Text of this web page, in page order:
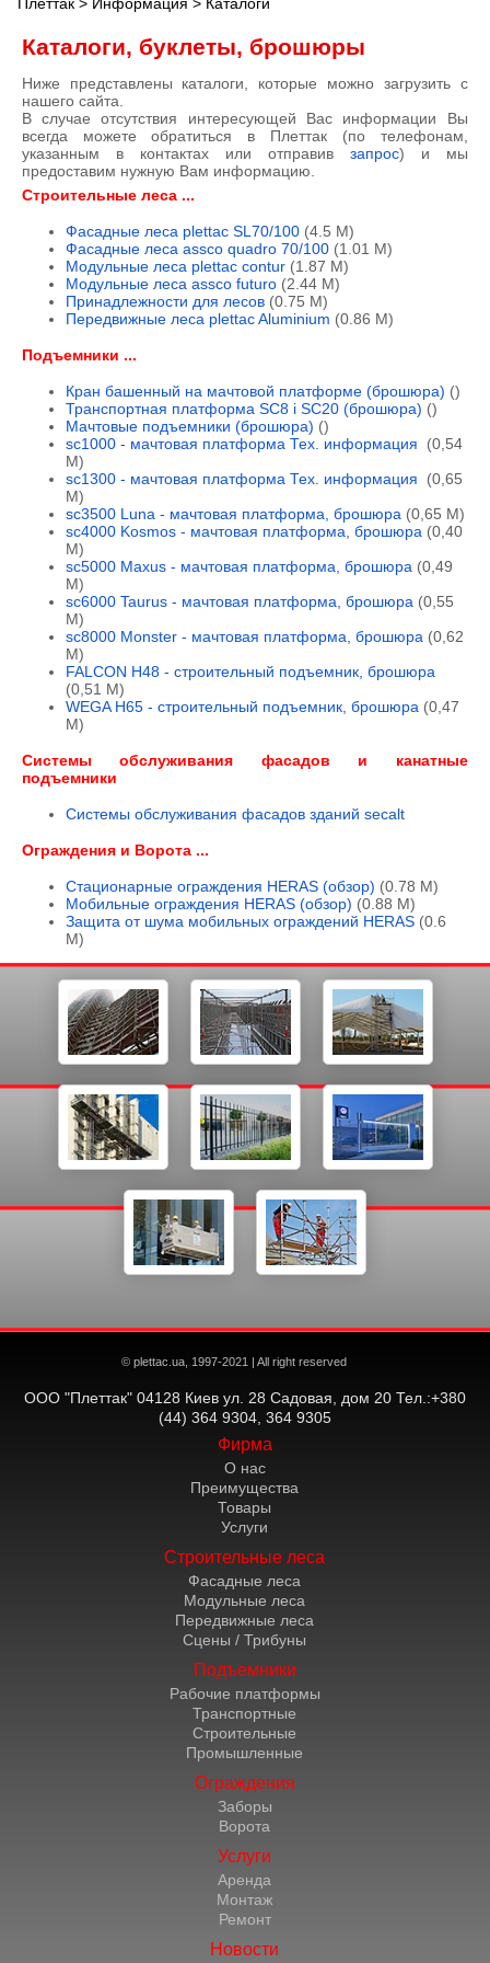
Каталоги, буклеты, брошюры
Ниже представлены каталоги, которые можно загрузить с
нашего сайта.
В случае отсутствия интересующей Вас информации Вы
всегда можете обратиться в Плеттак (по телефонам,
указанным в контактах или отправив запрос) и мы
предоставим нужную Вам информацию.
Строительные леса ...
Фасадные леса plettac SL70/100(4.5 M)
Фасадные леса assco quadro 70/100(1.01 M)
Модульные леса plettac contur(1.87 M)
Модульные леса assco futuro(2.44 M)
Принадлежности для лесов(0.75 M)
Передвижные леса plettac Aluminium (0.86 M)
Подъемники ...
Кран башенный на мачтовой платформе (брошюра) ()
Транспортная платформа SC8 i SC20 (брошюра) ()
Мачтовые подъемники (брошюра) ()
sc1000 - мачтовая платформа Тех. информация (0,54
М)
sc1300 - мачтовая платформа Тех. информация
(0,65
М)
sc3500 Luna - мачтовая платформа, брошюра (0,65 М)
sc4000 Kosmos - мачтовая платформа, брошюра (0,40
М)
sc5000 Maxus - мачтовая платформа, брошюра (0,49
М)
sc6000 Taurus - мачтовая платформа, брошюра (0,55
М)
sc8000 Monster - мачтовая платформа, брошюра (0,62
М)
FALCON H48 - строительный подъемник, брошюра
(0,51 М)
WEGA H65 - строительный подъемник, брошюра (0,47
М)
Системы обслуживания фасадов и канатные
подъемники
Системы обслуживания фасадов зданий secalt
Ограждения и Ворота ...
Стационарные ограждения HERAS (обзор) (0.78 M)
Мобильные ограждения HERAS (обзор) (0.88 M)
Защита от шума мобильных ограждений HERAS(0.6
M)
© plettac.ua, 1997-2021 | All right reserved
ООО "Плеттак" 04128 Киев ул. 28 Садовая, дом 20 Тел.:+380
(44) 364 9304, 364 9305
Фирма
О нас
Преимущества
Товары
Услуги
Строительные леса
Фасадные леса
Модульные леса
Передвижные леса
Сцены / Трибуны
Подъемники
Рабочие платформы
Транспортные
Строительные
Промышленные
Ограждения
Заборы
Ворота
Услуги
Аренда
Монтаж
Ремонт
Новости